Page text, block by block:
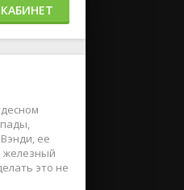
КАБИНЕТ
ее
железный
это не